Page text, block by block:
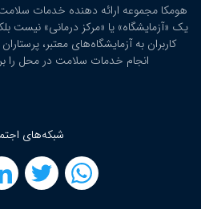
هومکا مجموعه ارائه‌ دهنده خدمات
یک «آزمایشگاه» یا «مرکز درمانی» نیست
کاربران به آزمایشگاه‌های معتبر،
انجام خدمات سلامت در محل را
شبکه‌های